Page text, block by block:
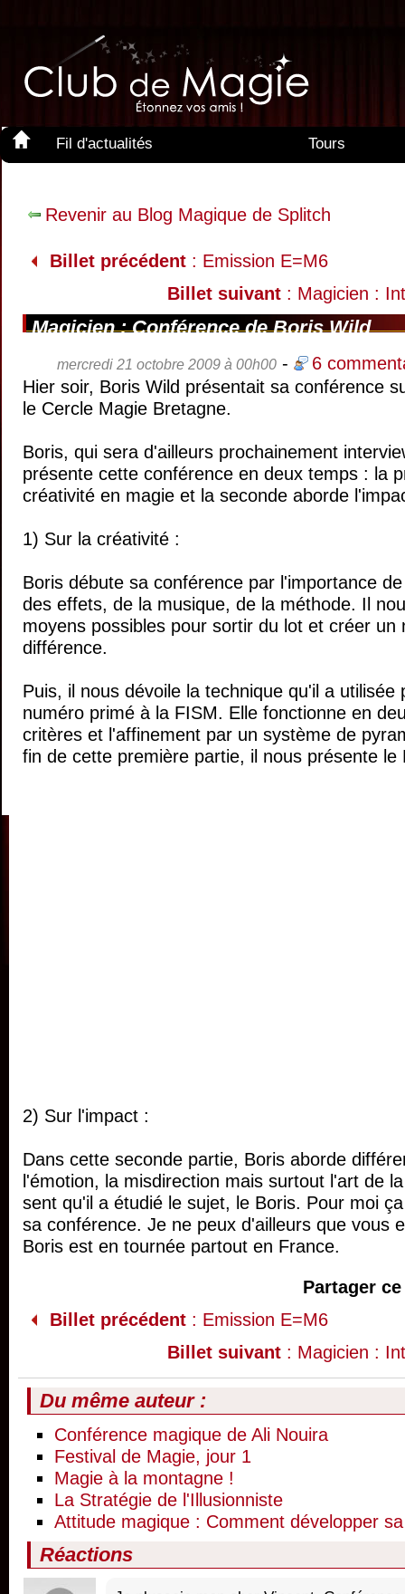
Fil d'actualités
Tours
Revenir au Blog Magique de Splitch
Billet précédent : Emission E=M6
Billet suivant : Magicien :
Magicien : Conférence de Boris Wild
mercredi 21 octobre 2009 à 00h00 -
6
Hier soir, Boris Wild présentait sa conférence
le Cercle Magie Bretagne.
Boris, qui sera d'ailleurs prochainement
présente cette conférence en deux temps : la
créativité en magie et la seconde aborde
1) Sur la créativité :
Boris débute sa conférence par l'importance
des effets, de la musique, de la méthode. Il
moyens possibles pour sortir du lot et créer un
différence.
Puis, il nous dévoile la technique qu'il a utilisée
numéro primé à la FISM. Elle fonctionne en
critères et l'affinement par un système de
fin de cette première partie, il nous présente le
2) Sur l'impact :
Dans cette seconde partie, Boris aborde
l'émotion, la misdirection mais surtout l'art de
sent qu'il a étudié le sujet, le Boris. Pour moi
sa conférence. Je ne peux d'ailleurs que vous
Boris est en tournée partout en France.
Partager
Billet précédent : Emission E=M6
Billet suivant : Magicien :
Du même auteur :
Conférence magique de Ali Nouira
Festival de Magie, jour 1
Magie à la montagne !
La Stratégie de l'Illusionniste
Attitude magique : Comment développer
Réactions